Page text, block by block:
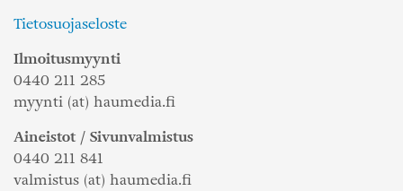
Tietosuojaseloste
Ilmoitusmyynti
0440 211 285
myynti (at) haumedia.fi
Aineistot / Sivunvalmistus
0440 211 841
valmistus (at) haumedia.fi